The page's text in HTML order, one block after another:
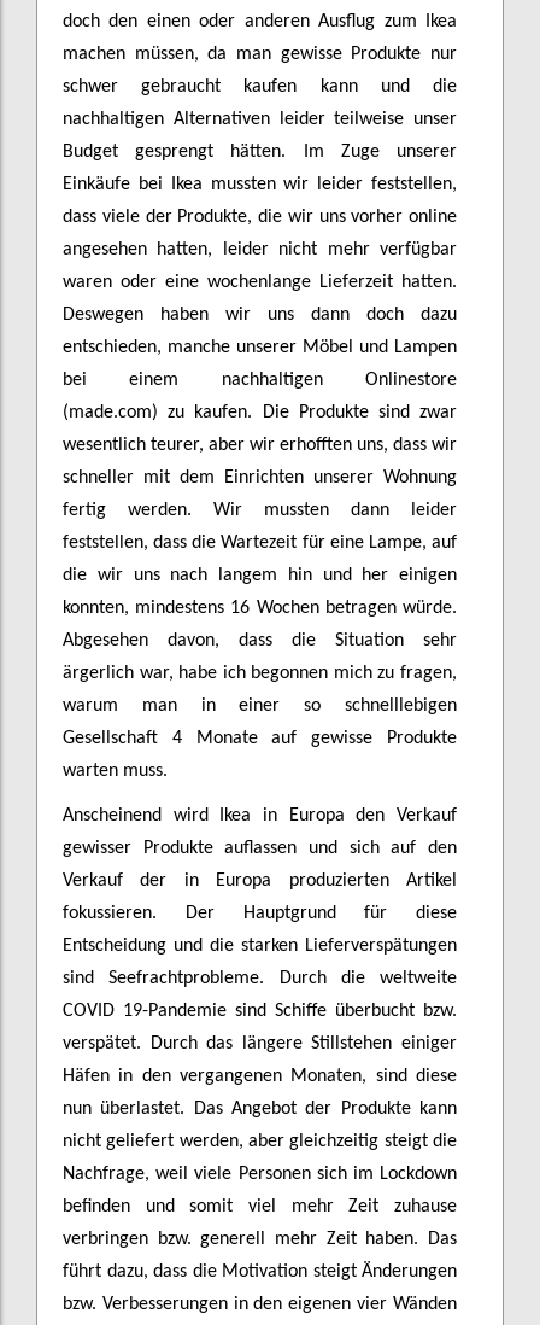
doch den einen oder anderen Ausflug zum Ikea
machen müssen, da man gewisse Produkte nur
schwer gebraucht kaufen kann und die
nachhaltigen Alternativen leider teilweise unser
Budget gesprengt hätten. Im Zuge unserer
Einkäufe bei Ikea mussten wir leider feststellen,
dass viele der Produkte, die wir uns vorher online
angesehen hatten, leider nicht mehr verfügbar
waren oder eine wochenlange Lieferzeit hatten.
Deswegen haben wir uns dann doch dazu
entschieden, manche unserer Möbel und Lampen
bei einem nachhaltigen Onlinestore
(made.com) zu kaufen. Die Produkte sind zwar
wesentlich teurer, aber wir erhofften uns, dass wir
schneller mit dem Einrichten unserer Wohnung
fertig werden. Wir mussten dann leider
feststellen, dass die Wartezeit für eine Lampe, auf
die wir uns nach langem hin und her einigen
konnten, mindestens 16 Wochen betragen würde.
Abgesehen davon, dass die Situation sehr
ärgerlich war, habe ich begonnen mich zu fragen,
warum man in einer so schnelllebigen
Gesellschaft 4 Monate auf gewisse Produkte
warten muss.
Anscheinend wird Ikea in Europa den Verkauf
gewisser Produkte auflassen und sich auf den
Verkauf der in Europa produzierten Artikel
fokussieren. Der Hauptgrund für diese
Entscheidung und die starken Lieferverspätungen
sind Seefrachtprobleme. Durch die weltweite
COVID 19-Pandemie sind Schiffe überbucht bzw.
verspätet. Durch das längere Stillstehen einiger
Häfen in den vergangenen Monaten, sind diese
nun überlastet. Das Angebot der Produkte kann
nicht geliefert werden, aber gleichzeitig steigt die
Nachfrage, weil viele Personen sich im Lockdown
befinden und somit viel mehr Zeit zuhause
verbringen bzw. generell mehr Zeit haben. Das
führt dazu, dass die Motivation steigt Änderungen
bzw. Verbesserungen in den eigenen vier Wänden